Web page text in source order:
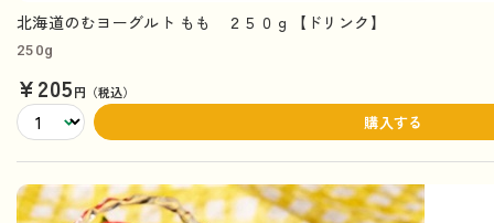
北海道のむヨーグルト もも ２５０ｇ【ドリンク】
250g
¥205円（税込）
購入する